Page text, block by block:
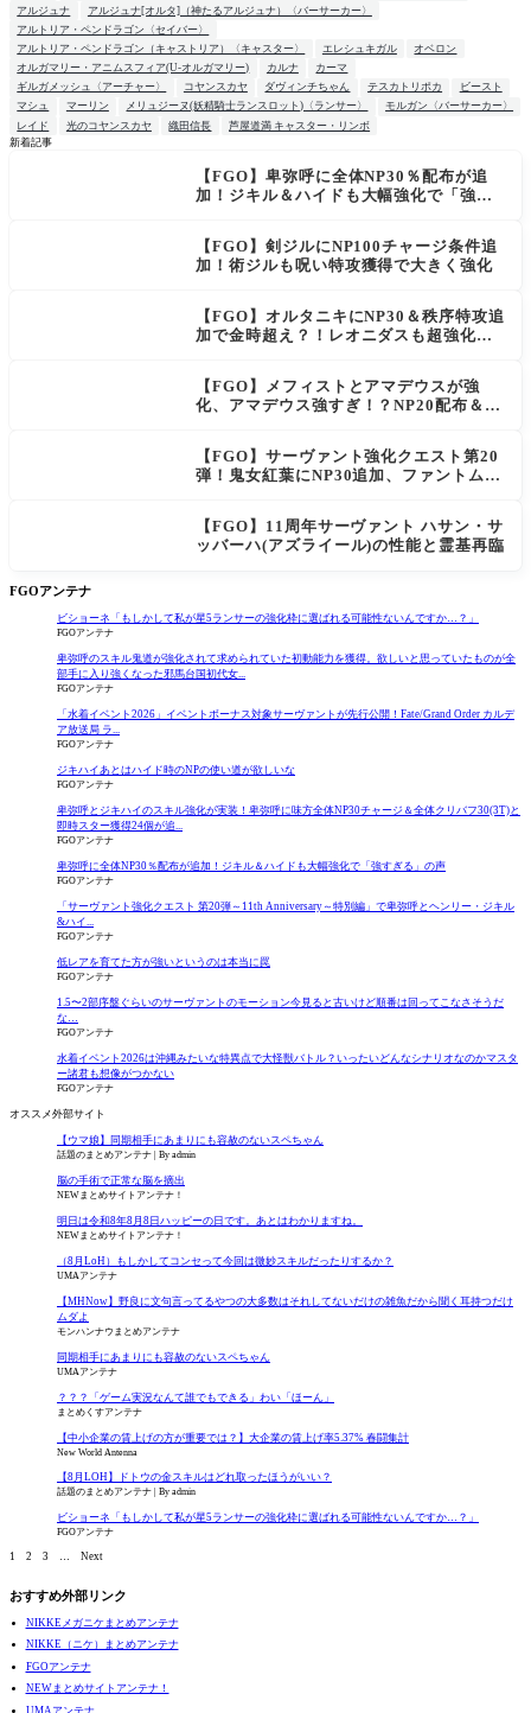
アルジュナ
アルジュナ[オルタ]（神たるアルジュナ）〈バーサーカー〉
アルトリア・ペンドラゴン〈セイバー〉
アルトリア・ペンドラゴン（キャストリア）〈キャスター〉
エレシュキガル
オベロン
オルガマリー・アニムスフィア(U-オルガマリー)
カルナ
カーマ
ギルガメッシュ〈アーチャー〉
コヤンスカヤ ダヴィンチちゃん テスカトリポカ
ビースト
マシュ
マーリン メリュジーヌ(妖精騎士ランスロット)〈ランサー〉
モルガン〈バーサーカー〉
レイド
光のコヤンスカヤ 織田信長
芦屋道満 キャスター・リンボ
新着記事
【FGO】卑弥呼に全体NP30％配布が追
加！ジキル＆ハイドも大幅強化で「強す
【FGO】剣ジルにNP100チャージ条件追
加！術ジルも呪い特攻獲得で大きく強化
【FGO】オルタニキにNP30＆秩序特攻追
加で金時超え？！レオニダスも超強化で
【FGO】メフィストとアマデウスが強
化、アマデウス強すぎ！？NP20配布＆Ar
【FGO】サーヴァント強化クエスト第20
弾！鬼女紅葉にNP30追加、ファントムも
【FGO】11周年サーヴァント ハサン・サ
ッバーハ(アズライール)の性能と霊基再臨
FGOアンテナ
ビショーネ「もしかして私が星5ランサーの強化枠に選ばれる可能性ないんですか…？」
FGOアンテナ
卑弥呼のスキル鬼道が強化されて求められていた初動能力を獲得。欲しいと思っていたものが全
部手に入り強くなった邪馬台国初代女...
FGOアンテナ
「水着イベント2026」イベントボーナス対象サーヴァントが先行公開！Fate/Grand Order カルデ
ア放送局 ラ...
FGOアンテナ
ジキハイあとはハイド時のNPの使い道が欲しいな
FGOアンテナ
卑弥呼とジキハイのスキル強化が実装！卑弥呼に味方全体NP30チャージ＆全体クリバフ30(3T)と
即時スター獲得24個が追...
FGOアンテナ
卑弥呼に全体NP30％配布が追加！ジキル＆ハイドも大幅強化で「強すぎる」の声
FGOアンテナ
「サーヴァント強化クエスト 第20弾～11th Anniversary～特別編」で卑弥呼とヘンリー・ジキル
&ハイ...
FGOアンテナ
低レアを育てた方が強いというのは本当に罠
FGOアンテナ
1.5〜2部序盤ぐらいのサーヴァントのモーション今見ると古いけど順番は回ってこなさそうだ
な…
FGOアンテナ
水着イベント2026は沖縄みたいな特異点で大怪獣バトル？いったいどんなシナリオなのかマスタ
ー諸君も想像がつかない
FGOアンテナ
オススメ外部サイト
【ウマ娘】同期相手にあまりにも容赦のないスペちゃん
話題のまとめアンテナ By admin
脳の手術で正常な脳を摘出
NEWまとめサイトアンテナ！
明日は令和8年8月8日ハッピーの日です。あとはわかりますね。
NEWまとめサイトアンテナ！
（8月LoH）もしかしてコンセって今回は微妙スキルだったりするか？
UMAアンテナ
【MHNow】野良に文句言ってるやつの大多数はそれしてないだけの雑魚だから聞く耳持つだけ
ムダよ
モンハンナウまとめアンテナ
同期相手にあまりにも容赦のないスペちゃん
UMAアンテナ
？？？「ゲーム実況なんて誰でもできる」わい「ほーん」
まとめくすアンテナ
【中小企業の賃上げの方が重要では？】大企業の賃上げ率5.37% 春闘集計
New World Antenna
【8月LOH】ドトウの金スキルはどれ取ったほうがいい？
話題のまとめアンテナ By admin
ビショーネ「もしかして私が星5ランサーの強化枠に選ばれる可能性ないんですか…？」
FGOアンテナ
1 2 3 Next
おすすめ外部リンク
NIKKEメガニケまとめアンテナ
NIKKE（ニケ）まとめアンテナ
FGOアンテナ
NEWまとめサイトアンテナ！
UMAアンテナ